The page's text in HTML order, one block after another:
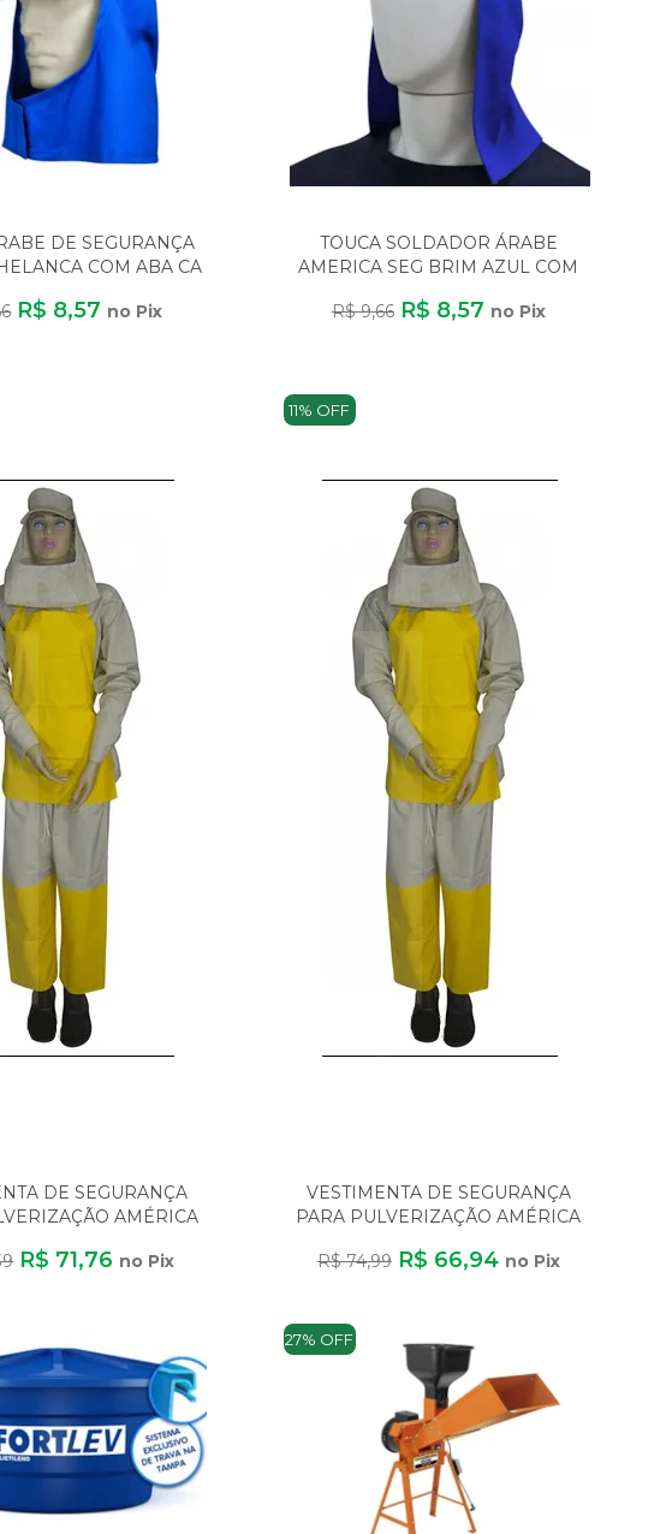
DE SEGURANÇA
COM ABA CA
R$ 8,57 no Pix
TOUCA SOLDADOR ÁRABE
AMERICA SEG BRIM AZUL COM
R$ 9,66 R$ 8,57 no Pix
DE SEGURANÇA
AMÉRICA
R$ 71,76 no Pix
11% OFF
VESTIMENTA DE SEGURANÇA
PARA PULVERIZAÇÃO AMÉRICA
R$ 74,99 R$ 66,94 no Pix
27% OFF